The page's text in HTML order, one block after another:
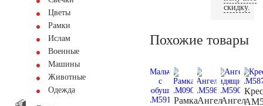
Цветы
Рамки
Ислам
Военные
Машины
Животные
Одежда
скидку.
Похожие товары
РамкаАнгелАнгел